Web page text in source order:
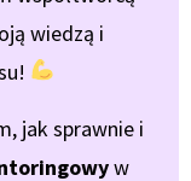
Waszej
wiedzą i
jak sprawnie i
w